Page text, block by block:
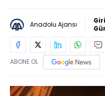
Anadolu Ajansı
ABONE OL